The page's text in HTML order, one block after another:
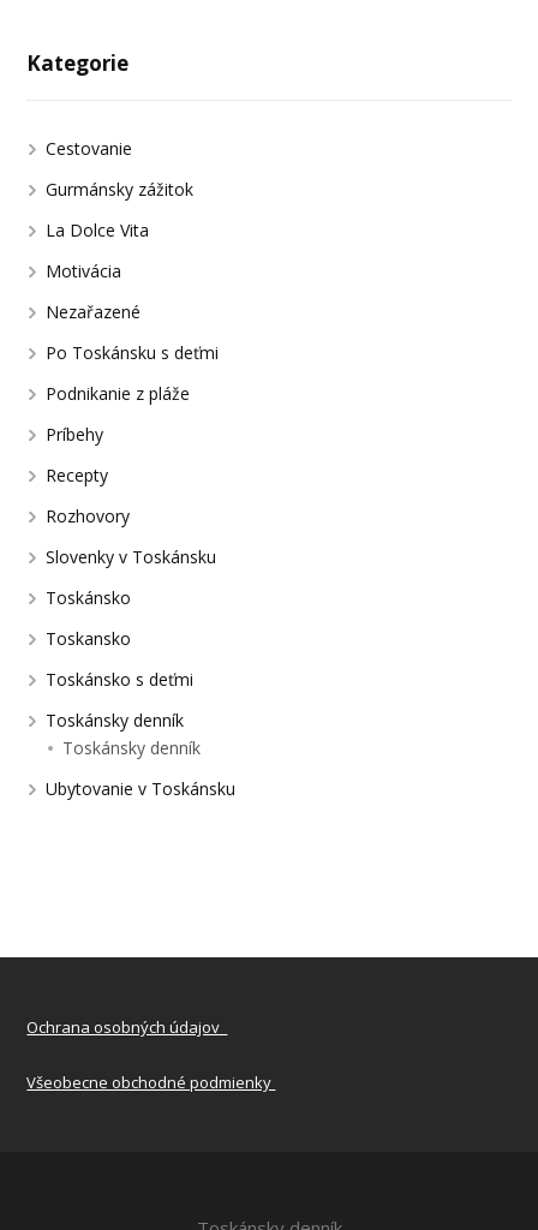
Kategorie
Cestovanie
Gurmánsky zážitok
La Dolce Vita
Motivácia
Nezařazené
Po Toskánsku s deťmi
Podnikanie z pláže
Príbehy
Recepty
Rozhovory
Slovenky v Toskánsku
Toskánsko
Toskansko
Toskánsko s deťmi
Toskánsky denník
Toskánsky denník
Ubytovanie v Toskánsku
Ochrana osobných údajov
Všeobecne obchodné podmienky